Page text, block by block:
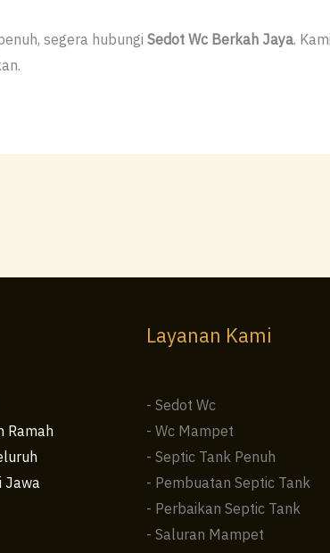
segera hubungi Sedot Wc Berkah Jaya.
Ramah
Jawa
Layanan Kami
- Sedot Wc
- Wc Mampet
- Septic Tank Penuh
- Pembuatan Septic Tank
- Perbaikan Septic Tank
- Saluran Mampet